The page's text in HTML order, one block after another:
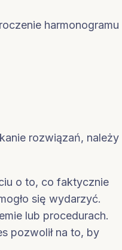
harmonogramu
rozwiązań, należy
o to, co faktycznie
się wydarzyć.
lub procedurach.
pozwolił na to, by